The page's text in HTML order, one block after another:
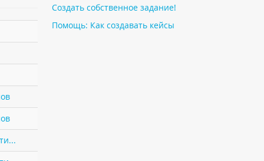
Создать собственное задание!
Помощь: Как создавать кейсы